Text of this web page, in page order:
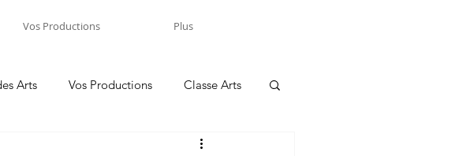
Vos Productions Plus
Arts Vos Productions Classe Arts